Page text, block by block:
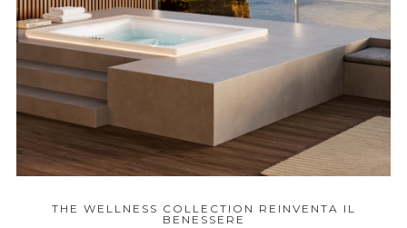
THE WELLNESS COLLECTION REINVENTA IL
BENESSERE